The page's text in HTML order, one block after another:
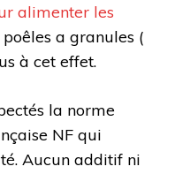
alimenter les
a granules (
à cet effet.
la norme
NF qui
Aucun additif ni